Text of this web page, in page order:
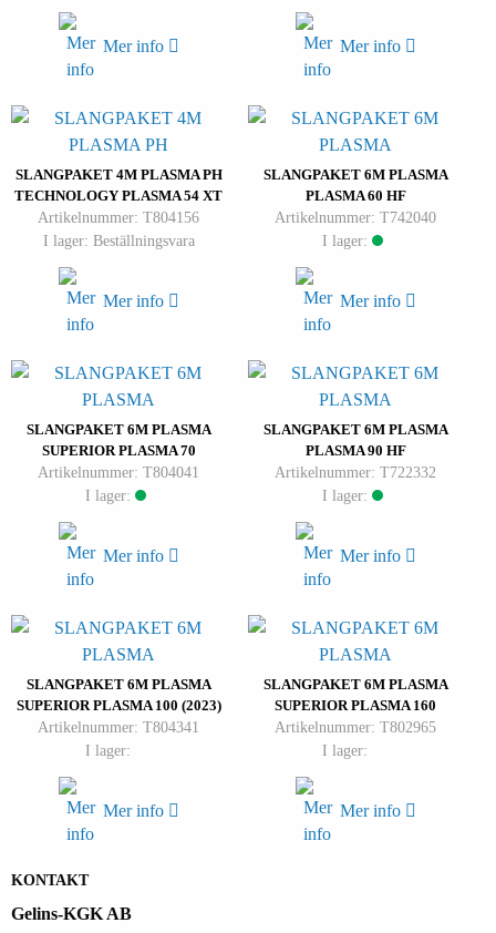
Mer info Mer info
SLANGPAKET 4M PLASMA PH
TECHNOLOGY PLASMA 54 XT
Artikelnummer: T804156
I lager: Beställningsvara
Mer info
SLANGPAKET 6M PLASMA
PLASMA 60 HF
Artikelnummer: T742040
I lager:
Mer info
SLANGPAKET 6M PLASMA
SUPERIOR PLASMA 70
Artikelnummer: T804041
I lager:
Mer info
SLANGPAKET 6M PLASMA
PLASMA 90 HF
Artikelnummer: T722332
I lager:
Mer info
SLANGPAKET 6M PLASMA
SUPERIOR PLASMA 100 (2023)
Artikelnummer: T804341
I lager:
Mer info
SLANGPAKET 6M PLASMA
SUPERIOR PLASMA 160
Artikelnummer: T802965
I lager:
Mer info
KONTAKT
Gelins-KGK AB